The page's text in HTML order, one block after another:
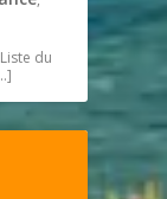
du